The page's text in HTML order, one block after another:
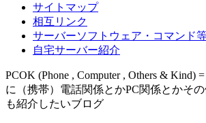
サイトマップ
相互リンク
サーバーソフトウェア・コマンド
自宅サーバー紹介
PCOK (Phone , Computer , Others & Kind)
に（携帯）電話関係とかPC関係とかそ
も紹介したいブログ